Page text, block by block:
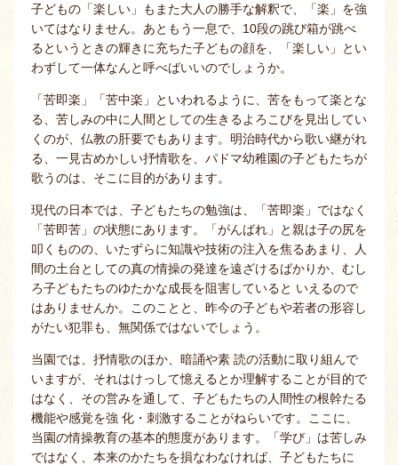
子どもの「楽しい」もまた大人の勝手な解釈で、「楽」を強
いてはなりません。あともう一息で、10段の跳び箱が跳べ
るというときの輝きに充ちた子どもの顔を、「楽しい」とい
わずして一体なんと呼べばいいのでしょうか。
「苦即楽」「苦中楽」といわれるように、苦をもって楽とな
る、苦しみの中に人間としての生きるよろこびを見出してい
くのが、仏教の肝要でもあります。明治時代から歌い継がれ
る、一見古めかしい抒情歌を、パドマ幼稚園の子どもたちが
歌うのは、そこに目的があります。
現代の日本では、子どもたちの勉強は、「苦即楽」ではなく
「苦即苦」の状態にあります。「がんばれ」と親は子の尻を
叩くものの、いたずらに知識や技術の注入を焦るあまり、人
間の土台としての真の情操の発達を遠ざけるばかりか、むし
ろ子どもたちのゆたかな成長を阻害していると いえるので
はありませんか。このことと、昨今の子どもや若者の形容し
がたい犯罪も、無関係ではないでしょう。
当園では、抒情歌のほか、暗誦や素 読の活動に取り組んで
いますが、それはけっして憶えるとか理解することが目的で
はなく、その営みを通して、子どもたちの人間性の根幹たる
機能や感覚を強 化・刺激することがねらいです。ここに、
当園の情操教育の基本的態度があります。「学び」は苦しみ
ではなく、本来のかたちを損なわなければ、子どもたちに